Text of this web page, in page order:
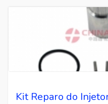
Kit Reparo do